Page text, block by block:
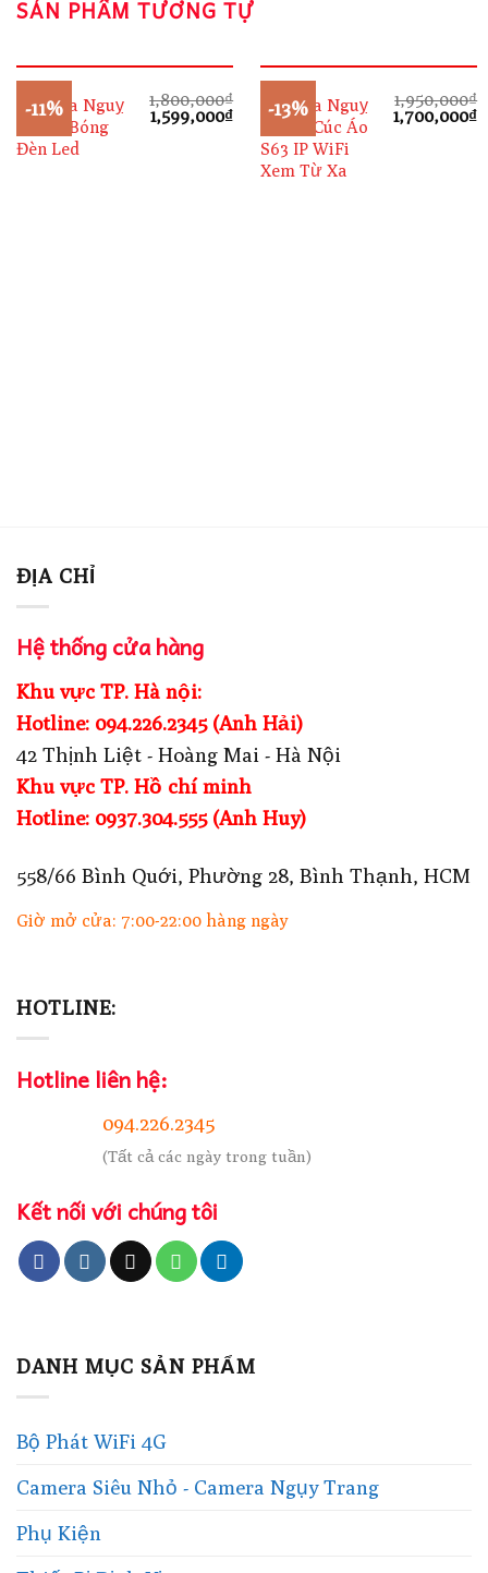
SẢN PHẨM TƯƠNG TỰ
-11%
Camera Nguỵ
Trang Bóng
Đèn Led
1,800,000₫
Giá
gốc
1,599,000₫Giá
hiện
1,599,000₫.
-13%
Camera Nguỵ
Trang Cúc Áo
S63 IP WiFi
Xem Từ Xa
1,950,000₫
Giá
gốc
1,700,000₫
ĐỊA CHỈ
Hệ thống cửa hàng
Khu vực TP. Hà nội:
Hotline: 094.226.2345 (Anh Hải)
42 Thịnh Liệt - Hoàng Mai - Hà Nội
Khu vực TP. Hồ chí minh
Hotline: 0937.304.555 (Anh Huy)
558/66 Bình Quới, Phường 28, Bình Thạnh, HCM
Giờ mở cửa: 7:00-22:00 hàng ngày
HOTLINE:
Hotline liên hệ:
094.226.2345
(Tất cả các ngày trong tuần)
Kết nối với chúng tôi
DANH MỤC SẢN PHẨM
Bộ Phát WiFi 4G
Camera Siêu Nhỏ - Camera Ngụy Trang
Phụ Kiện